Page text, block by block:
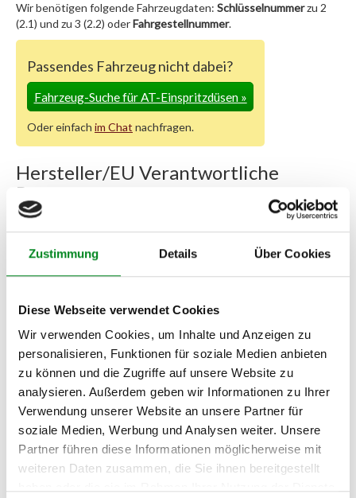
Zustimmung Details Über Cookies
Diese Webseite verwendet Cookies
Wir verwenden Cookies, um Inhalte und Anzeigen zu
personalisieren, Funktionen für soziale Medien anbieten
zu können und die Zugriffe auf unsere Website zu
analysieren. Außerdem geben wir Informationen zu Ihrer
Verwendung unserer Website an unsere Partner für
soziale Medien, Werbung und Analysen weiter. Unsere
Partner führen diese Informationen möglicherweise mit
weiteren Daten zusammen, die Sie ihnen bereitgestellt
Wir benötigen folgende Fahrzeugdaten: Schlüsselnummerzu 2
(2.1) und zu 3 (2.2) oderFahrgestellnummer.
Passendes Fahrzeug nicht dabei?
Fahrzeug-Suche für AT-Einspritzdüsen»
Oder einfach im Chat nachfragen.
Hersteller/EU Verantwortliche
Person
Hersteller
TMC Turbolader Manufaktur Coesfeld
info@tmc-turbo.de
Telefon:
02541/8483601
Die Vorgehensweise bei der